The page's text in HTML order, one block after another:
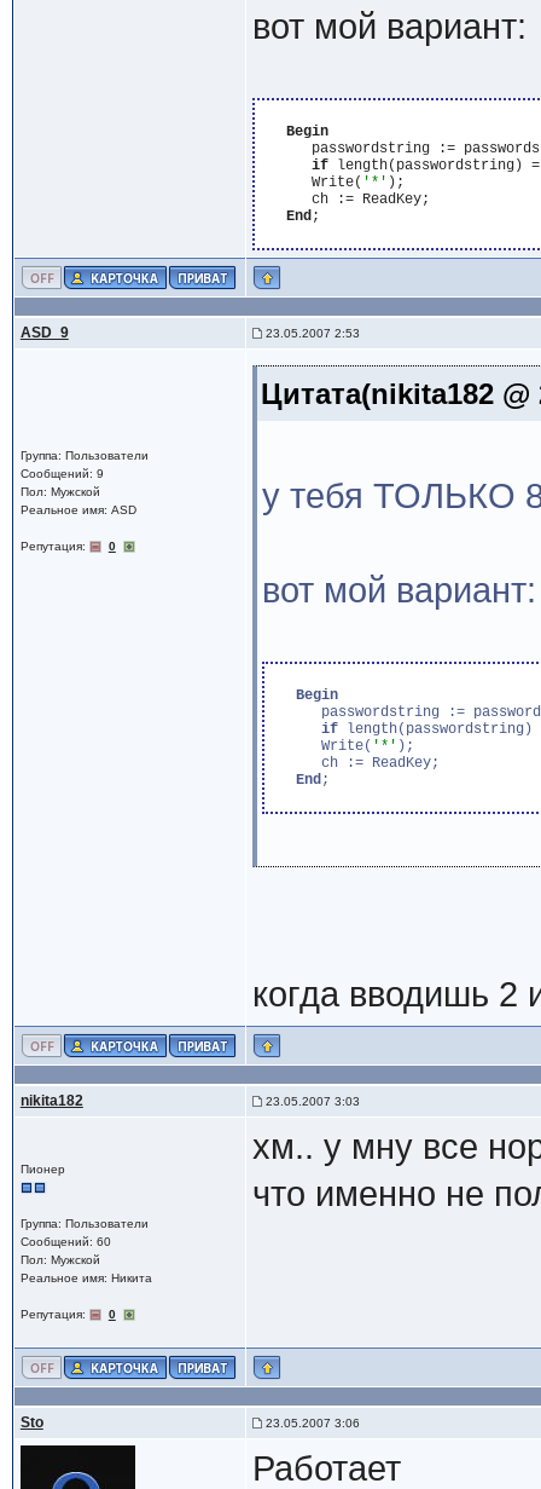
вот мой вариант:
Begin
passwordstring :=
if length(passwordstring)
      Write(
'*' );
      ch := ReadKey;
End;
ASD_9 23.05.2007 2:53
Группа: Пользователи
Сообщений: 9
Пол: Мужской
Реальное имя: ASD
Репутация: 0
Цитата(nikita182
у тебя ТОЛЬКО
вот мой вариант:
Begin
passwordstring :=
if
      Write(
'*' );
      ch := ReadKey;
End;
когда вводишь 2
nikita182 23.05.2007 3:03
Пионер
Группа: Пользователи
Сообщений: 60
Пол: Мужской
Реальное имя: Никита
Репутация: 0
хм.. у мну все
что именно не
Sto 23.05.2007 3:06
Работает